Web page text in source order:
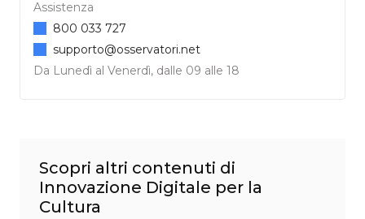
Assistenza
Da Lunedì al Venerdì, dalle 09 alle 18
800 033 727
supporto@osservatori.net
Scopri altri contenuti di
Innovazione Digitale per la
Cultura